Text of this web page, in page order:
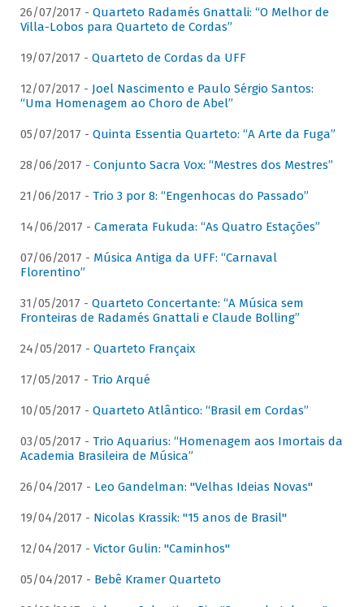
26/07/2017 - Quarteto Radamés Gnattali: “O Melhor de
Villa-Lobos para Quarteto de Cordas”
19/07/2017 - Quarteto de Cordas da UFF
12/07/2017 - Joel Nascimento e Paulo Sérgio Santos:
“Uma Homenagem ao Choro de Abel”
05/07/2017 - Quinta Essentia Quarteto: “A Arte da Fuga”
28/06/2017 - Conjunto Sacra Vox: “Mestres dos Mestres”
21/06/2017 - Trio 3 por 8: “Engenhocas do Passado”
14/06/2017 - Camerata Fukuda: “As Quatro Estações”
07/06/2017 - Música Antiga da UFF: “Carnaval
Florentino”
31/05/2017 - Quarteto Concertante: “A Música sem
Fronteiras de Radamés Gnattali e Claude Bolling”
24/05/2017 - Quarteto Françaix
17/05/2017 - Trio Arqué
10/05/2017 - Quarteto Atlântico: “Brasil em Cordas”
03/05/2017 - Trio Aquarius: “Homenagem aos Imortais da
Academia Brasileira de Música”
26/04/2017 - Leo Gandelman: "Velhas Ideias Novas"
19/04/2017 - Nicolas Krassik: "15 anos de Brasil"
12/04/2017 - Victor Gulin: "Caminhos"
05/04/2017 - Bebê Kramer Quarteto